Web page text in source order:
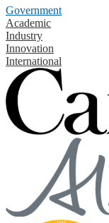
Government
Academic
Industry
Innovation
International